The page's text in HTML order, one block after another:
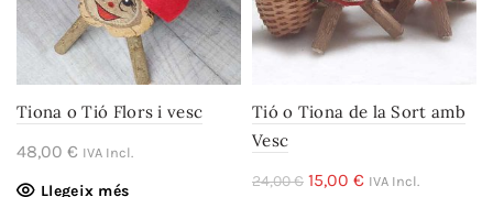
Tiona o Tió Flors i vesc
48,00 € IVA Incl.
Llegeix més
Tió o Tiona de la Sort amb
Vesc
24,00€ El
15,00 €ElIVA Incl.